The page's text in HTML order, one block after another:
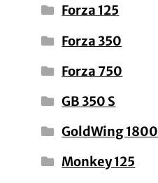
Forza 125
Forza 350
Forza 750
GB 350 S
GoldWing 1800
Monkey 125